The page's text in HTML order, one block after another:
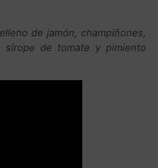
de jamón, champiñones,
sirope de tomate y pimiento